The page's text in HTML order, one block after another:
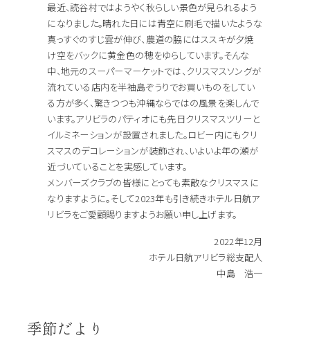
最近、読谷村ではようやく秋らしい景色が見られるよう
になりました。晴れた日には青空に刷毛で描いたような
真っすぐのすじ雲が伸び、農道の脇にはススキが夕焼
け空をバックに黄金色の穂をゆらしています。そんな
中、地元のスーパーマーケットでは、クリスマスソングが
流れている店内を半袖島ぞうりでお買いものをしてい
る方が多く、驚きつつも沖縄ならではの風景を楽しんで
います。アリビラのパティオにも先日クリスマスツリーと
イルミネーションが設置されました。ロビー内にもクリ
スマスのデコレーションが装飾され、いよいよ年の瀬が
近づいていることを実感しています。
メンバーズクラブの皆様にとっても素敵なクリスマスに
なりますように。そして2023年も引き続きホテル日航ア
リビラをご愛顧賜りますようお願い申し上げます。
2022年12月
ホテル日航アリビラ総支配人
中島 浩一
季節だより